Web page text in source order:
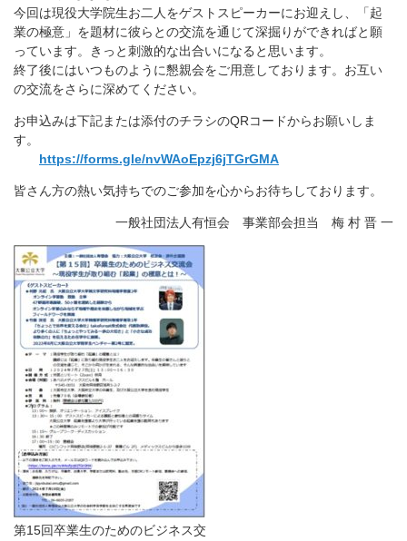
今回は現役大学院生お二人をゲストスピーカーにお迎えし、「起
業の極意」を題材に彼らとの交流を通じて深掘りができればと願
っています。きっと刺激的な出合いになると思います。
終了後にはいつものように懇親会をご用意しております。お互い
の交流をさらに深めてください。
お申込みは下記または添付のチラシのQRコードからお願いしま
す。
https://forms.gle/nvWAoEpzj6jTGrGMA
皆さん方の熱い気持ちでのご参加を心からお待ちしております。
一般社団法人有恒会 事業部会担当 梅 村 晋 一
第15回卒業生のためのビジネス交